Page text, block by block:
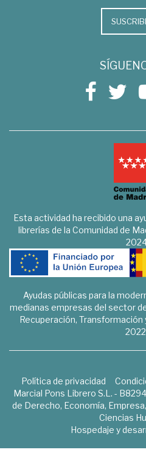
Esta actividad ha recibido una
librerías de la Comunidad de
Ayudas públicas para la
medianas empresas del sector
Recuperación,
Política de privacidad
Marcial Pons Librero S.L. -
de Derecho, Economía,
Ciencias
Hospedaje y